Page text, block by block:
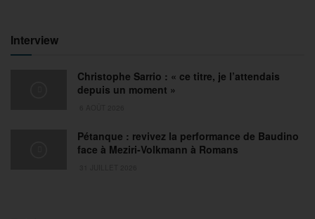
Interview
Christophe Sarrio : « ce titre, je l’attendais
depuis un moment »
Pétanque : revivez la performance de Baudino
face à Meziri-Volkmann à Romans